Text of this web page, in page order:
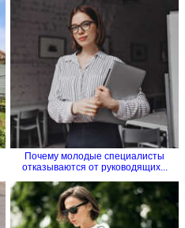
Почему молодые специалисты
отказываются от руководящих...